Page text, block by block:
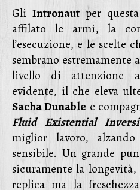
Gli Intronautper questa
affilato le armi, la
l’esecuzione, e le scelte
sembrano estremamente
livello di attenzione
evidente, il che eleva
Sacha Dunable e
Fluid Existential
miglior lavoro,
sensibile. Un grande
sicuramente la
replica ma la